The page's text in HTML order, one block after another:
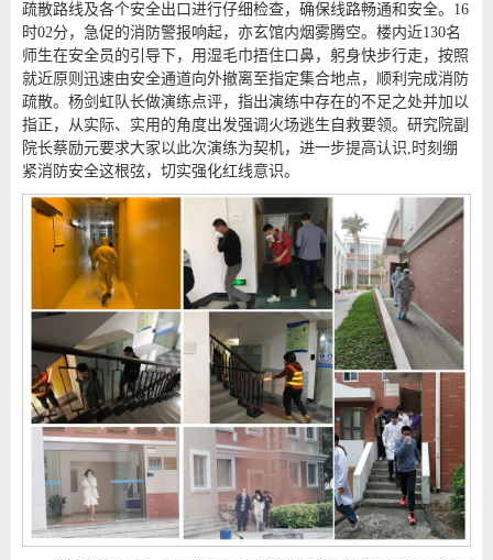
疏散路线及各个安全出口进行仔细检查，确保线路畅通和安全。16
时02分，急促的消防警报响起，亦玄馆内烟雾腾空。楼内近130名
师生在安全员的引导下，用湿毛巾捂住口鼻，躬身快步行走，按照
就近原则迅速由安全通道向外撤离至指定集合地点，顺利完成消防
疏散。杨剑虹队长做演练点评，指出演练中存在的不足之处并加以
指正，从实际、实用的角度出发强调火场逃生自救要领。研究院副
院长蔡励元要求大家以此次演练为契机，进一步提高认识,时刻绷
紧消防安全这根弦，切实强化红线意识。